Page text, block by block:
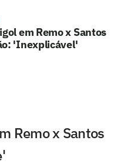
em Remo x Santos
'Inexplicável'
Remo x Santos